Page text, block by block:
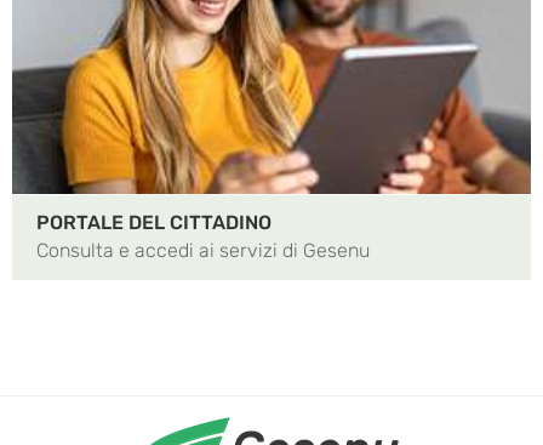
PORTALE DEL CITTADINO
Consulta e accedi ai servizi di Gesenu